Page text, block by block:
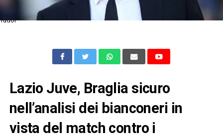
Tudor
Lazio Juve, Braglia sicuro
nell’analisi dei bianconeri in
vista del match contro i